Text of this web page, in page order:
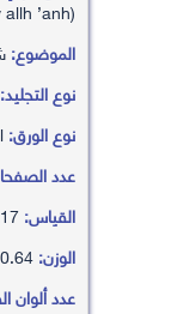
’anh)
الموضوع:
نوع التجليد:
نوع الورق:
عدد
القياس:
الوزن:
عدد ألوان